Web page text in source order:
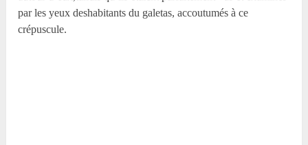
par les yeux deshabitants du galetas, accoutumés à ce
crépuscule.